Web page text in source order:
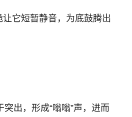
它短暂静音，为底鼓腾出
出，形成“嗡嗡”声，进而